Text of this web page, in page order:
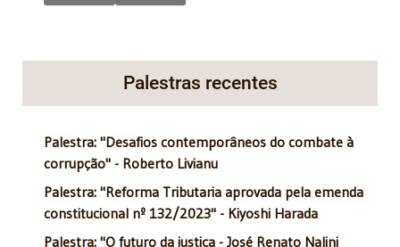
Palestras recentes
Palestra: "Desafios contemporâneos do combate à
corrupção" - Roberto Livianu
Palestra: "Reforma Tributaria aprovada pela emenda
constitucional nº 132/2023" - Kiyoshi Harada
Palestra: "O futuro da justiça - José Renato Nalini